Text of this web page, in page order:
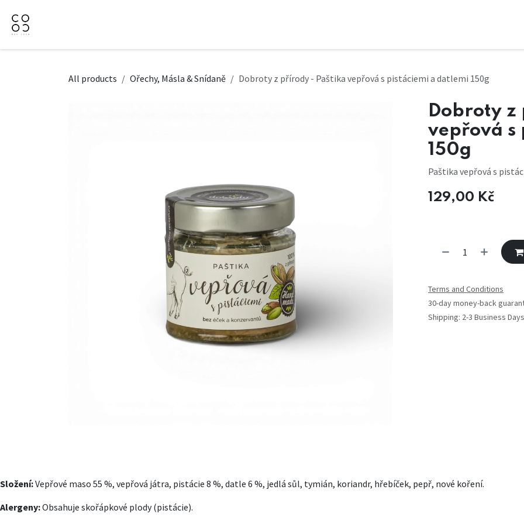
All products Ořechy, Másla & Snídaně Dobroty z přírody - Paštika vepřová s pistáciemi a datlemi 150g
Dobroty z
vepřová s
150g
Paštika vepřová s
129,00 Kč
Terms and Conditions
30-day money-back
Shipping: 2-3 Business Days
Složení:Vepřové maso 55 %, vepřová játra, pistácie 8 %, datle 6 %, jedlá sůl, tymián, koriandr, hřebíček, pepř, nové koření.
Alergeny:Obsahuje skořápkové plody (pistácie).